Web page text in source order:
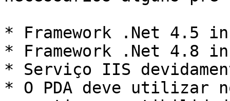
* Framework .Net 4.5
* Framework .Net 4.8
* Serviço IIS
* O PDA deve utilizar